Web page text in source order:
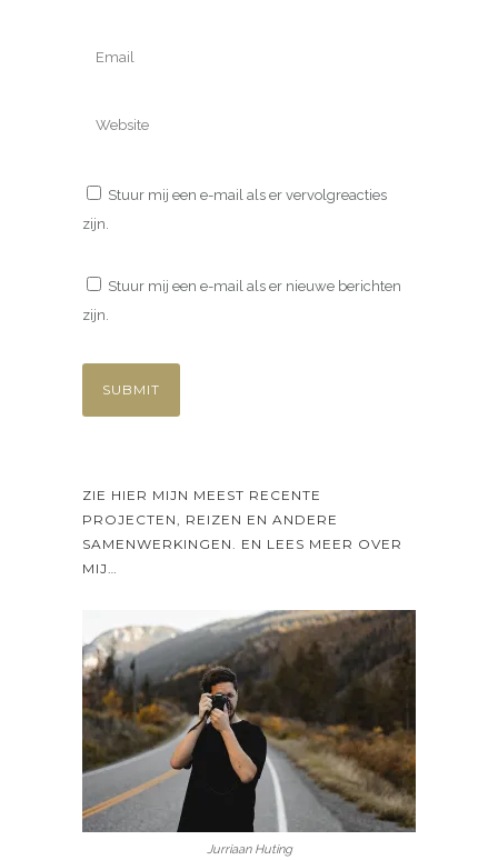
Stuur mij een e-mail als er vervolgreacties
zijn.
Stuur mij een e-mail als er nieuwe berichten
zijn.
ZIE HIER MIJN MEEST RECENTE
PROJECTEN, REIZEN EN ANDERE
SAMENWERKINGEN. EN LEES MEER OVER
MIJ…
Jurriaan Huting